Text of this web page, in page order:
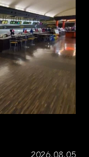
2026.08.05